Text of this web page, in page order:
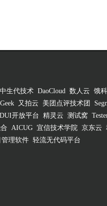
中生代技术 DaoCloud 数人云 饿
又拍云 美团点评技术团
开放平台 精灵云 测试窝
AICUG 宜信技术学院 京东云
理软件 轻流无代码平台